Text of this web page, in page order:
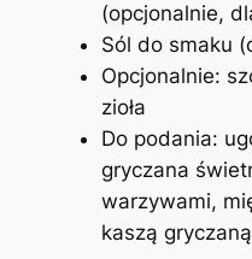
(opcjonalnie,
Sól do smaku
Opcjonalnie:
zioła
Do podania:
gryczana
warzywami,
kaszą